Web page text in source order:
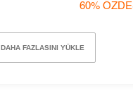
60%
DAHA FAZLASINI YÜKLE